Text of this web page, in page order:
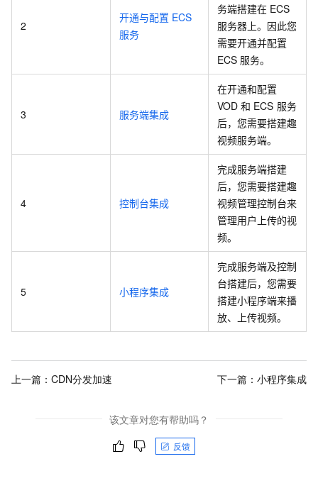
2
开通与配置 ECS
服务
务端搭建在 ECS
服务器上。因此您
需要开通并配置
ECS 服务。
3 服务端集成
在开通和配置
VOD 和 ECS 服务
后，您需要搭建趣
视频服务端。
4 控制台集成
完成服务端搭建
后，您需要搭建趣
视频管理控制台来
管理用户上传的视
频。
5 小程序集成
完成服务端及控制
台搭建后，您需要
搭建小程序端来播
放、上传视频。
上一篇： CDN分发加速 下一篇： 小程序集成
该文章对您有帮助吗？
反馈